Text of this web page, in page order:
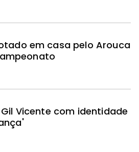
em casa pelo Arouca
Vicente com identidade